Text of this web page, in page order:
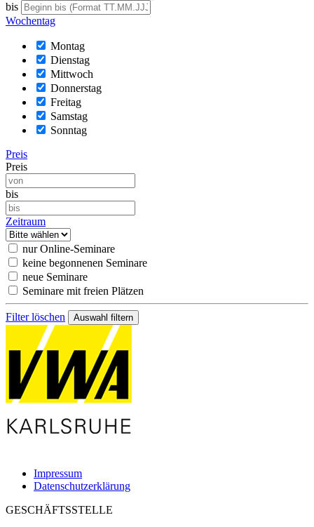
bis
Wochentag
Montag
Dienstag
Mittwoch
Donnerstag
Freitag
Samstag
Sonntag
Preis
Preis
bis
Zeitraum
nur Online-Seminare
keine begonnenen Seminare
neue Seminare
Seminare mit freien Plätzen
Filter löschen
Impressum
Datenschutzerklärung
GESCHÄFTSSTELLE